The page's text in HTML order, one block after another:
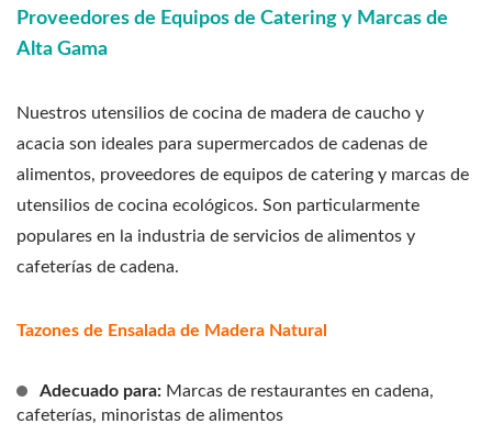
Proveedores de Equipos de Catering y Marcas de
Alta Gama
Nuestros utensilios de cocina de madera de caucho y
acacia son ideales para supermercados de cadenas de
alimentos, proveedores de equipos de catering y marcas de
utensilios de cocina ecológicos. Son particularmente
populares en la industria de servicios de alimentos y
cafeterías de cadena.
Tazones de Ensalada de Madera Natural
Adecuado para: Marcas de restaurantes en cadena,
cafeterías, minoristas de alimentos